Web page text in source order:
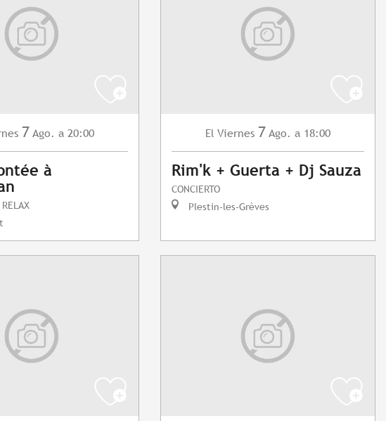
7 Ago. a 20:00
à
El Viernes 7 Ago. a 18:00
Rim'k + Guerta + Dj Sauza
CONCIERTO
Plestin-les-Grèves